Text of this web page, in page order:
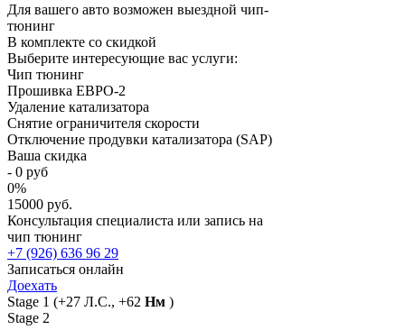
Для вашего авто возможен выездной чип-
тюнинг
В комплекте со скидкой
Выберите интересующие вас услуги:
Чип тюнинг
Прошивка ЕВРО-2
Удаление катализатора
Снятие ограничителя скорости
Отключение продувки катализатора (SAP)
Ваша скидка
- 0 руб
0%
15000 руб.
Консультация специалиста или запись на
чип тюнинг
+7 (926) 636 96 29
Записаться онлайн
Доехать
Stage 1 (+27 Л.С., +62 Нм )
Stage 2